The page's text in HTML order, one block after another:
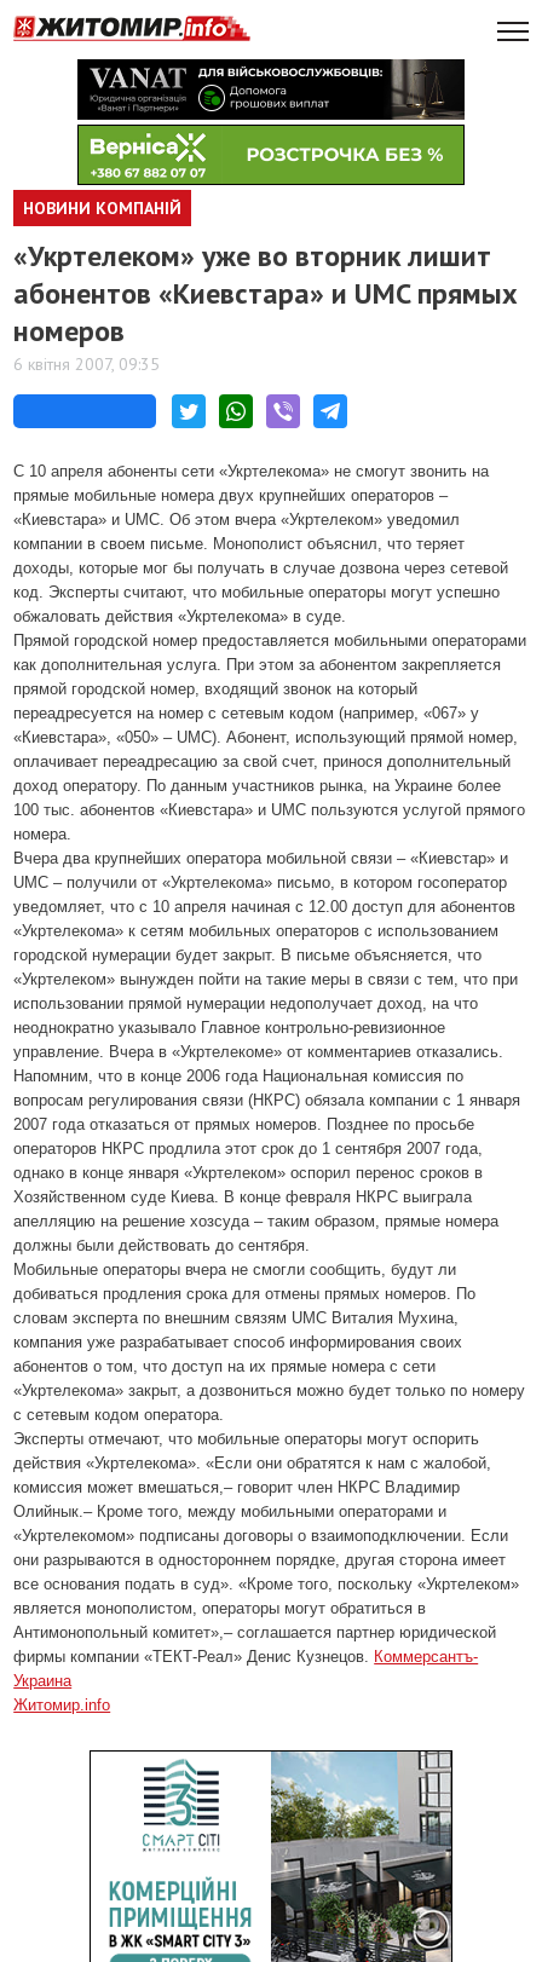
НОВИНИ КОМПАНІЙ
«Укртелеком» уже во вторник лишит
абонентов «Киевстара» и UMC прямых
номеров
6 квітня 2007, 09:35
С 10 апреля абоненты сети «Укртелекома» не смогут звонить на
прямые мобильные номера двух крупнейших операторов –
«Киевстара» и UMC. Об этом вчера «Укртелеком» уведомил
компании в своем письме. Монополист объяснил, что теряет
доходы, которые мог бы получать в случае дозвона через сетевой
код. Эксперты считают, что мобильные операторы могут успешно
обжаловать действия «Укртелекома» в суде.
Прямой городской номер предоставляется мобильными операторами
как дополнительная услуга. При этом за абонентом закрепляется
прямой городской номер, входящий звонок на который
переадресуется на номер с сетевым кодом (например, «067» у
«Киевстара», «050» – UMC). Абонент, использующий прямой номер,
оплачивает переадресацию за свой счет, принося дополнительный
доход оператору. По данным участников рынка, на Украине более
100 тыс. абонентов «Киевстара» и UMC пользуются услугой прямого
номера.
Вчера два крупнейших оператора мобильной связи – «Киевстар» и
UMC – получили от «Укртелекома» письмо, в котором госоператор
уведомляет, что с 10 апреля начиная с 12.00 доступ для абонентов
«Укртелекома» к сетям мобильных операторов с использованием
городской нумерации будет закрыт. В письме объясняется, что
«Укртелеком» вынужден пойти на такие меры в связи с тем, что при
использовании прямой нумерации недополучает доход, на что
неоднократно указывало Главное контрольно-ревизионное
управление. Вчера в «Укртелекоме» от комментариев отказались.
Напомним, что в конце 2006 года Национальная комиссия по
вопросам регулирования связи (НКРС) обязала компании с 1 января
2007 года отказаться от прямых номеров. Позднее по просьбе
операторов НКРС продлила этот срок до 1 сентября 2007 года,
однако в конце января «Укртелеком» оспорил перенос сроков в
Хозяйственном суде Киева. В конце февраля НКРС выиграла
апелляцию на решение хозсуда – таким образом, прямые номера
должны были действовать до сентября.
Мобильные операторы вчера не смогли сообщить, будут ли
добиваться продления срока для отмены прямых номеров. По
словам эксперта по внешним связям UMС Виталия Мухина,
компания уже разрабатывает способ информирования своих
абонентов о том, что доступ на их прямые номера с сети
«Укртелекома» закрыт, а дозвониться можно будет только по номеру
с сетевым кодом оператора.
Эксперты отмечают, что мобильные операторы могут оспорить
действия «Укртелекома». «Если они обратятся к нам с жалобой,
комиссия может вмешаться,– говорит член НКРС Владимир
Олийнык.– Кроме того, между мобильными операторами и
«Укртелекомом» подписаны договоры о взаимоподключении. Если
они разрываются в одностороннем порядке, другая сторона имеет
все основания подать в суд». «Кроме того, поскольку «Укртелеком»
является монополистом, операторы могут обратиться в
Антимонопольный комитет»,– соглашается партнер юридической
фирмы компании «ТЕКТ-Реал» Денис Кузнецов. Коммерсантъ-
Украина
Житомир.info